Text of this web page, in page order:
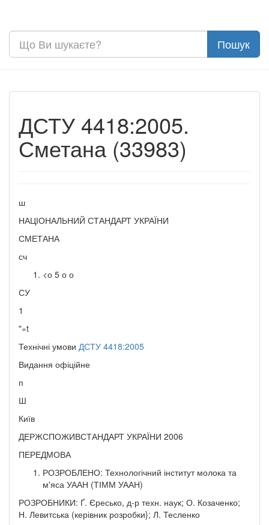
ДСТУ 4418:2005.
Сметана (33983)
ш
НАЦІОНАЛЬНИЙ СТАНДАРТ УКРАЇНИ
СМЕТАНА
сч
<о 5 о о
СУ
1
"«t
Технічні умови ДСТУ 4418:2005
Видання офіційне
п
Ш
Київ
ДЕРЖСПОЖИВСТАНДАРТ УКРАЇНИ 2006
ПЕРЕДМОВА
РОЗРОБЛЕНО: Технологічний інститут молока та
м'яса УААН (ТІММ УААН)
РОЗРОБНИКИ: Ґ. Єресько, д-р техн. наук; О. Козаченко;
Н. Левитська (керівник розробки}; Л. Тесленко